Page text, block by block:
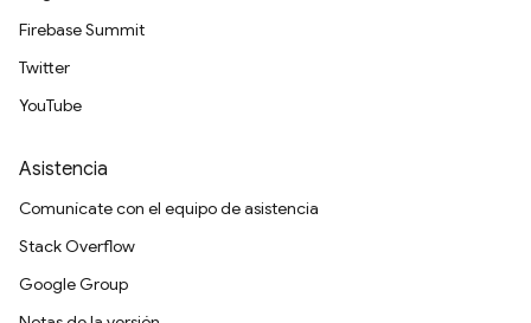
Firebase Summit
Twitter
YouTube
Asistencia
Comunícate con el equipo de asistencia
Stack Overflow
Google Group